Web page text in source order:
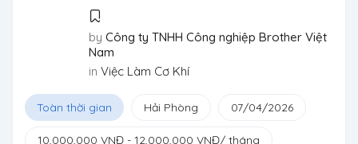
by Công ty TNHH Công nghiệp Brother Việt
Nam
in Việc Làm Cơ Khí
Toàn thời gian Hải Phòng 07/04/2026
10,000,000 VNĐ - 12,000,000 VNĐ/ tháng